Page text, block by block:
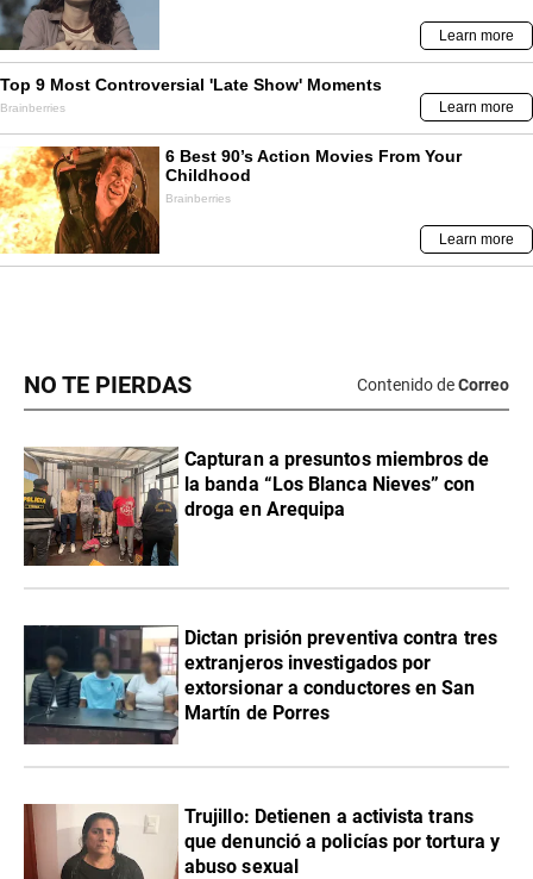
NO TE PIERDAS Contenido deCorreo
Capturan a presuntos miembros de
la banda “Los Blanca Nieves” con
droga en Arequipa
Dictan prisión preventiva contra tres
extranjeros investigados por
extorsionar a conductores en San
Martín de Porres
Trujillo: Detienen a activista trans
que denunció a policías por tortura y
abuso sexual